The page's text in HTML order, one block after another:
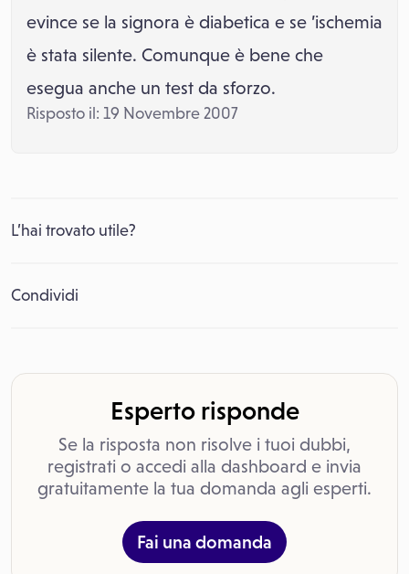
evince se la signora è diabetica e se ’ischemia
è stata silente. Comunque è bene che
esegua anche un test da sforzo.
Risposto il: 19 Novembre 2007
L’hai trovato utile?
Condividi
Esperto risponde
Se la risposta non risolve i tuoi dubbi,
registrati o accedi alla dashboard e invia
gratuitamente la tua domanda agli esperti.
Fai una domanda